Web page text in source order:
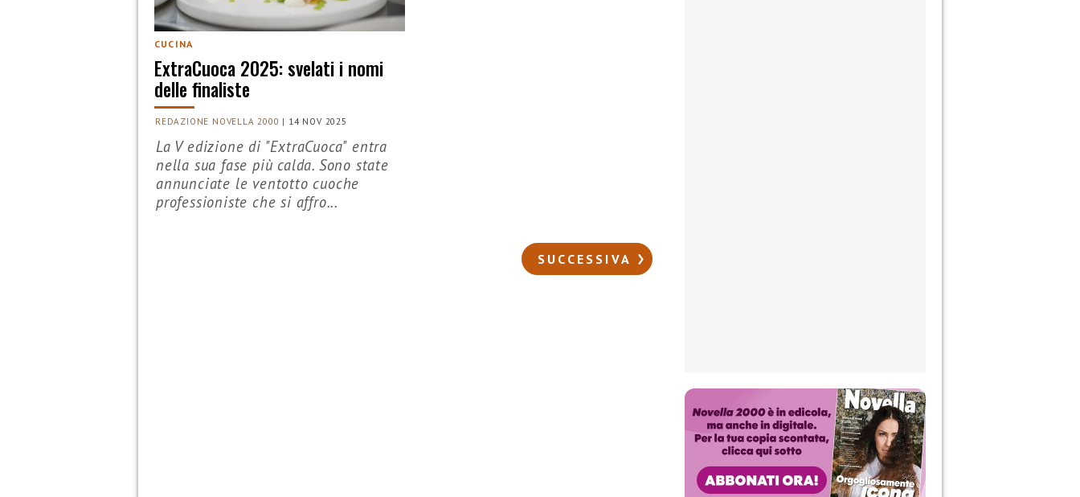
CUCINA
ExtraCuoca 2025: svelati i nomi
delle finaliste
REDAZIONE NOVELLA 2000 | 14 NOV 2025
La V edizione di "ExtraCuoca" entra
nella sua fase più calda. Sono state
annunciate le ventotto cuoche
professioniste che si affro...
SUCCESSIVA